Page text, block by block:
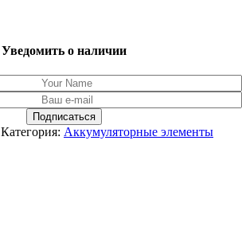
Уведомить о наличии
Категория: Аккумуляторные элементы